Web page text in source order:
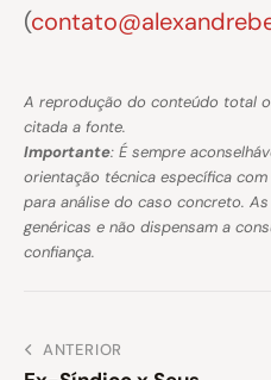
(
A reprodução do conteúdo total
citada a fonte.
Importante: É sempre
orientação técnica específica
para análise do caso concreto.
genéricas e não dispensam a
confiança.
ANTERIOR